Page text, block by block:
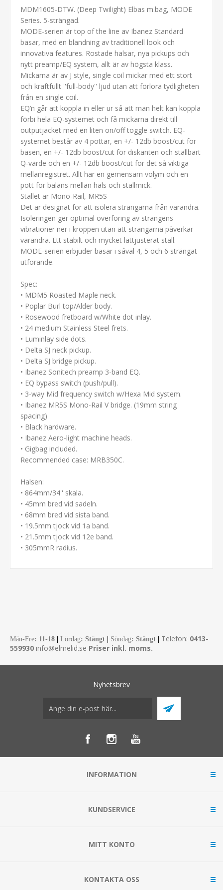
MDM1605-DTW. (Deep Twilight) Elbas m.bag, MODE
Series. 5-strängad.
MODE-serien är top of the line av Ibanez Standard
basar, med en blandning av traditionell look och
innovativa features. Rostade halsar, nya pickups och
nytt preamp/EQ system, allt är av högsta klass.
Mickarna är av J style, single coil mickar med ett stort
och kraftfullt ''full-body'' ljud utan att förlora tydligheten
från en single coil.
EQ’n går att koppla in eller ur så att man helt kan koppla
förbi hela EQ-systemet och få mickarna direkt till
outputjacket med en liten on/off toggle switch. EQ-
systemet består av 4 pottar, en +/- 12db boost/cut för
basen, en +/- 12db boost/cut för diskanten och ställbart
Q-värde och en +/- 12db boost/cut för det så viktiga
mellanregistret. Allt har en gemensam volym och en
pott för balans mellan hals och stallmick.
Stallet är Mono-Rail, MR5S
Det är designat för att isolera strängarna från varandra.
Isoleringen ger optimal överföring av strängens
vibrationer ner i kroppen utan att strängarna påverkar
varandra. Ett stabilt och mycket lättjusterat stall.
MODE-serien erbjuder basar i såväl 4, 5 och 6 strängat
utförande.
Spec:
• MDM5 Roasted Maple neck.
• Poplar Burl top/Alder body.
• Rosewood fretboard w/White dot inlay.
• 24 medium Stainless Steel frets.
• Luminlay side dots.
• Delta SJ neck pickup.
• Delta SJ bridge pickup.
• Ibanez Sonitech preamp 3-band EQ.
• EQ bypass switch (push/pull).
• 3-way Mid frequency switch w/Hexa Mid system.
• Ibanez MR5S Mono-Rail V bridge. (19mm string
spacing)
• Black hardware.
• Ibanez Aero-light machine heads.
• Gigbag included.
Recommended case: MRB350C.
Halsen:
• 864mm/34'' skala.
• 45mm bred vid sadeln.
• 68mm bred vid sista band.
• 19.5mm tjock vid 1a band.
• 21.5mm tjock vid 12e band.
• 305mmR radius.
Mån-Fre: 11-18 | Lördag: Stängt | Söndag: Stängt | Telefon: 0413-
559930 info@elmelid.se Priser inkl. moms.
Nyhetsbrev
INFORMATION
KUNDSERVICE
MITT KONTO
KONTAKTA OSS